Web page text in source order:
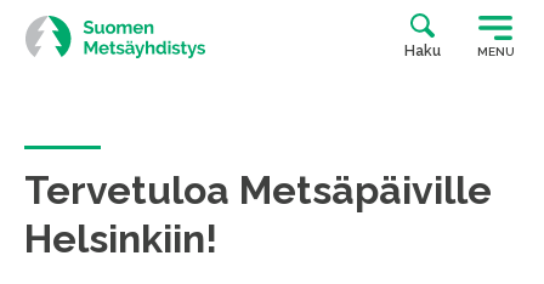
Siirry
suoraan
sisältöön
Haku MENU
Tervetuloa Metsäpäiville
Helsinkiin!